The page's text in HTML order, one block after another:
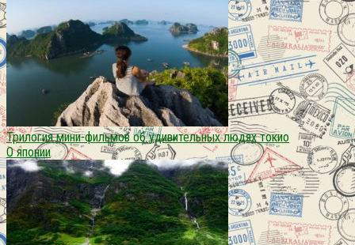
Трилогия мини-фильмов об удивительных людях токио
О японии